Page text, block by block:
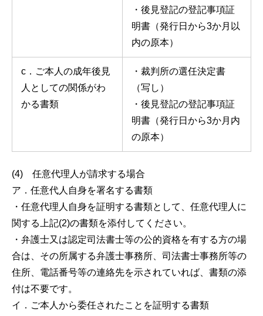
・後見登記の登記事項証
明書（発行日から3か月以
内の原本）
c．ご本人の成年後見
人としての関係がわ
かる書類
・裁判所の選任決定書
（写し）
・後見登記の登記事項証
明書（発行日から3か月内
の原本）
(4) 任意代理人が請求する場合
ア．任意代人自身を署名する書類
・任意代理人自身を証明する書類として、任意代理人に
関する上記(2)の書類を添付してください。
・弁護士又は認定司法書士等の公的資格を有する方の場
合は、その所属する弁護士事務所、司法書士事務所等の
住所、電話番号等の連絡先を示されていれば、書類の添
付は不要です。
イ．ご本人から委任されたことを証明する書類